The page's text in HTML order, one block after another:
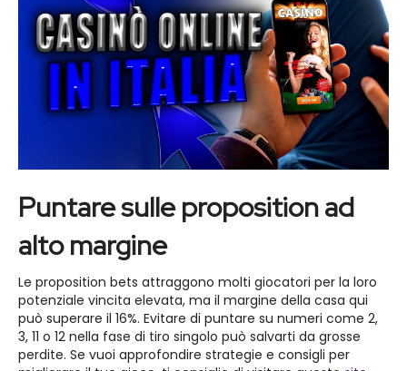
Puntare sulle proposition ad
alto margine
Le proposition bets attraggono molti giocatori per la loro
potenziale vincita elevata, ma il margine della casa qui
può superare il 16%. Evitare di puntare su numeri come 2,
3, 11 o 12 nella fase di tiro singolo può salvarti da grosse
perdite. Se vuoi approfondire strategie e consigli per